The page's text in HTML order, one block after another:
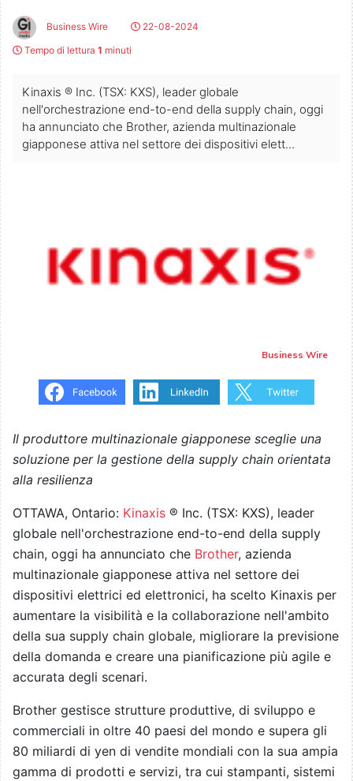
Business Wire
22-08-2024
Tempo di lettura 1 minuti
Kinaxis ® Inc. (TSX: KXS), leader globale
nell'orchestrazione end-to-end della supply chain, oggi
ha annunciato che Brother, azienda multinazionale
giapponese attiva nel settore dei dispositivi elett...
Business Wire
Il produttore multinazionale giapponese sceglie una
soluzione per la gestione della supply chain orientata
alla resilienza
OTTAWA, Ontario: Kinaxis ® Inc. (TSX: KXS), leader
globale nell'orchestrazione end-to-end della supply
chain, oggi ha annunciato che Brother, azienda
multinazionale giapponese attiva nel settore dei
dispositivi elettrici ed elettronici, ha scelto Kinaxis per
aumentare la visibilità e la collaborazione nell'ambito
della sua supply chain globale, migliorare la previsione
della domanda e creare una pianificazione più agile e
accurata degli scenari.
Brother gestisce strutture produttive, di sviluppo e
commerciali in oltre 40 paesi del mondo e supera gli
80 miliardi di yen di vendite mondiali con la sua ampia
gamma di prodotti e servizi, tra cui stampanti, sistemi